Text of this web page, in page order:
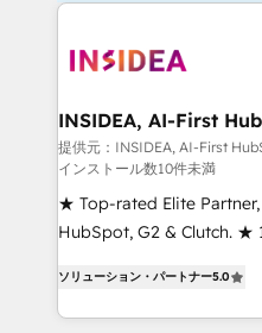
INSIDEA, AI-First
RevOps
提供元：INSIDEA, AI-First
インストール数10件未満
★ Top-rated Elite
HubSpot, G2 & Clutch. ★
implementations across
RevOps-led,
ソリューション・パートナー5.0